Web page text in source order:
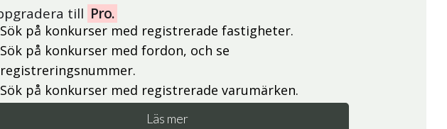
till Pro.
Sök på konkurser med registrerade fastigheter.
Sök på konkurser med fordon, och se
registreringsnummer.
Sök på konkurser med registrerade varumärken.
Läs mer